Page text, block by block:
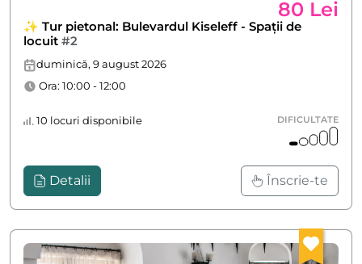
80 Lei
✨ Tur pietonal: Bulevardul Kiseleff - Spații de
locuit #2
duminică, 9 august 2026
Ora: 10:00 - 12:00
10 locuri disponibile DIFICULTATE
Detalii Înscrie-te